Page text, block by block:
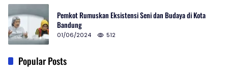
Pemkot Rumuskan Eksistensi Seni dan Budaya di Kota
Bandung
01/06/2024 512
Popular Posts